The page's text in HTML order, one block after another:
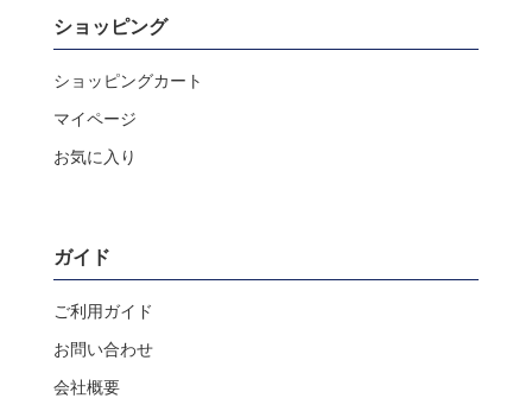
ショッピング
ショッピングカート
マイページ
お気に入り
ガイド
ご利用ガイド
お問い合わせ
会社概要